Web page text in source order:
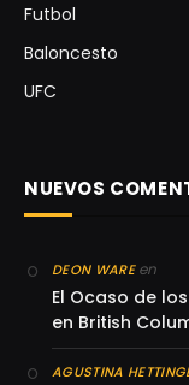
Futbol
Baloncesto
UFC
NUEVOS
DEON WAREen
El Ocaso de
en British
AGUSTINA